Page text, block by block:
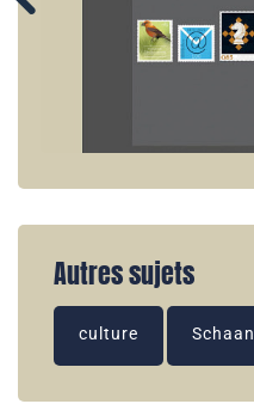
Autres sujets
culture Schaan